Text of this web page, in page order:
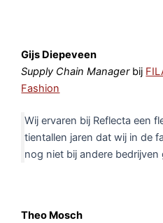
Gijs Diepeveen
Supply Chain Managerbij
Fashion
Wij ervaren bij Reflecta een
tientallen jaren dat wij in de
nog niet bij andere
Theo Mosch